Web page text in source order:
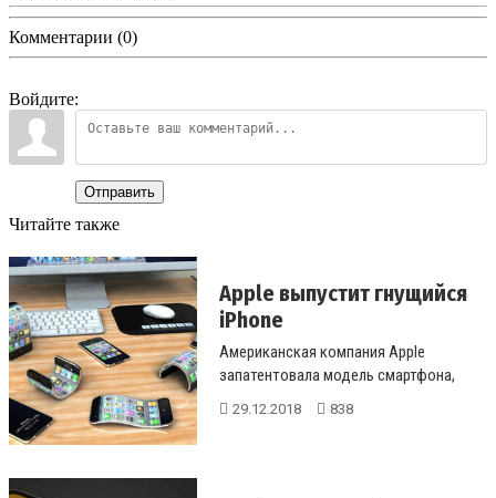
Комментарии (0)
Войдите:
Отправить
Читайте также
Apple выпустит гнущийся
iPhone
Американская компания Apple
запатентовала модель смартфона,
способного сгибаться в обе стороны.
29.12.2018 838